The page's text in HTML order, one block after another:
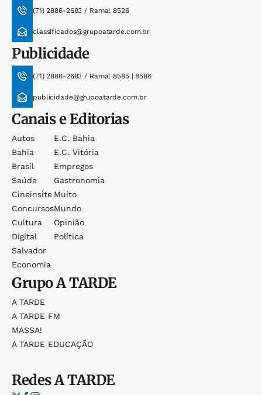
(71) 2886-2683 / Ramal 8526
classificados@grupoatarde.com.br
Publicidade
(71) 2886-2683 / Ramal 8585 | 8586
publicidade@grupoatarde.com.br
Canais e Editorias
Autos
Bahia
Brasil
Saúde
Cineinsite
Concursos
Cultura
Digital
Salvador
Economia
E.c. Bahia
E.c. Vitória
Empregos
Gastronomia
Muito
Mundo
Opinião
Política
GrupoA TARDE
A TARDE
A TARDE FM
MASSA!
A TARDE EDUCAÇÃO
RedesA TARDE